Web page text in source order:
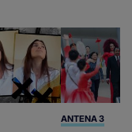
ANTENA 3